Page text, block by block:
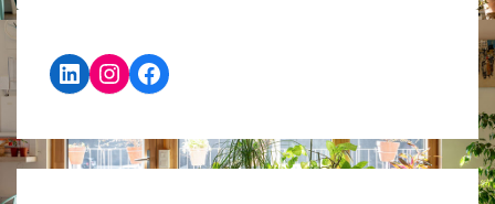
LinkedIn
Instagram
Facebook